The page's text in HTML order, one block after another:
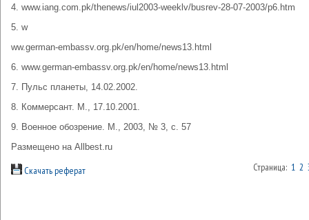
4. www.iang.com.pk/thenews/iul2003-weeklv/busrev-28-07-2003/p6.htm
5. w
ww.german-embassv.org.pk/en/home/news13.html
6. www.german-embassv.org.pk/en/home/news13.html
7. Пульс планеты, 14.02.2002.
8. Коммерсант. М., 17.10.2001.
9. Военное обозрение. М., 2003, № 3, с. 57
Размещено на Allbest.ru
Скачать реферат Страница: 1 2